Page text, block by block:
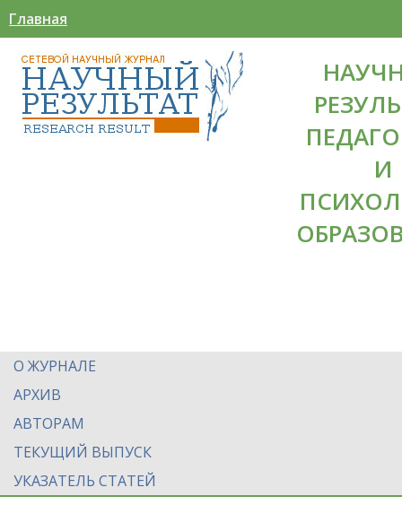
Главная
И
О ЖУРНАЛЕ
АРХИВ
АВТОРАМ
ТЕКУЩИЙ ВЫПУСК
УКАЗАТЕЛЬ СТАТЕЙ